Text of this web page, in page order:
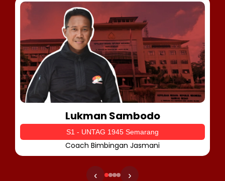
Lukman Sambodo
S1 - UNTAG 1945 Semarang
Coach Bimbingan Jasmani
‹ ›